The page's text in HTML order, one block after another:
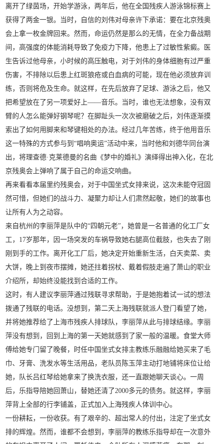
离开了绿茵场，开始学游泳，两年后，他在全国残疾人游泳锦标赛上
获得了两金一银。当时，自信的刘伟对母亲许下承诺：要在北京残奥
会上拿一枚金牌回来。然而，命运仍然是那么的无情，在全力备战期
间，高强度的体能消耗导致了免疫力下降，他患上了过敏性紫癜。医
生告诉过他母亲，小时候的高压触电，对于刘伟的身体细胞有过严重
伤害，不排除以后患上红斑狼疮或白血病的可能，现在他必须放弃训
练，否则将危及生命。就这样，在先后放弃了足球、游泳之后，他又
把希望放在了另一项爱好上——音乐。当时，谁也无法想象，没有双
臂的人怎么能弹好钢琴呢？在脚趾头一次次被磨破之后，刘伟逐渐摸
索出了如何用脚来和琴键相处的办法。经过几年苦练，终于他用音乐
这一特殊的方式参与到“唱响奥运”活动中来，当时他和刘德华同台演
出，将理查德·克莱德曼的名曲《梦中的婚礼》演绎得出神入化，在北
京残奥会上弹响了属于自己的命运交响曲。
再来看看本届里约残奥会，对于中国坐式女排来说，这次未能夺冠固
然可惜，但她们的战斗力、凝聚力却让人们肃然起敬，她们的故事也
让所有人为之动容。
来自杭州的李丽萍是队中的“四朝元老”，她曾是一名普通的化工厂女
工，17岁那年，因一场突发的车祸导致她右腿高位截肢，也失去了刚
刚到手的工作。离开化工厂后，她决定开始重新生活，白天卖菜、卖
大饼，晚上到夜市摆摊，她还拄着拐杖、戴着假肢走遍了萧山的职业
介绍所，却始终没能找到合适的工作。
这时，有人建议李丽萍通过残联寻求帮助，于是她抱着试一试的想法
拨通了残联的电话。没想到，第二天上海残联就派人登门看望了她，
并将她推荐给了上海市残疾人排球队，李丽萍从此与排球结缘。李丽
萍没有想到，回到上海的第一天她就感到了家一般的温暖。食堂大师
傅给她专门留了晚餐，时任中国坐式女排主教练乐融融给她买来了毛
巾、牙膏、洗发水等生活用品，老队员陈玉萍主动打地铺将床位让给
她，队长吕红琴给她拿来了换洗衣服，还一直跟她聊天谈心。一周
后，乐指导陪她回萧山，替她还清了2000多元的债务。就这样，李丽
萍背上全部的行李铺盖，正式加入上海残疾人体训中心。
一份耕耘，一份收获。有了艰辛的、超出常人的付出，注定了坐式女
排的辉煌。然而，谁都不会想到，李丽萍的教练乐指导却在一次意外